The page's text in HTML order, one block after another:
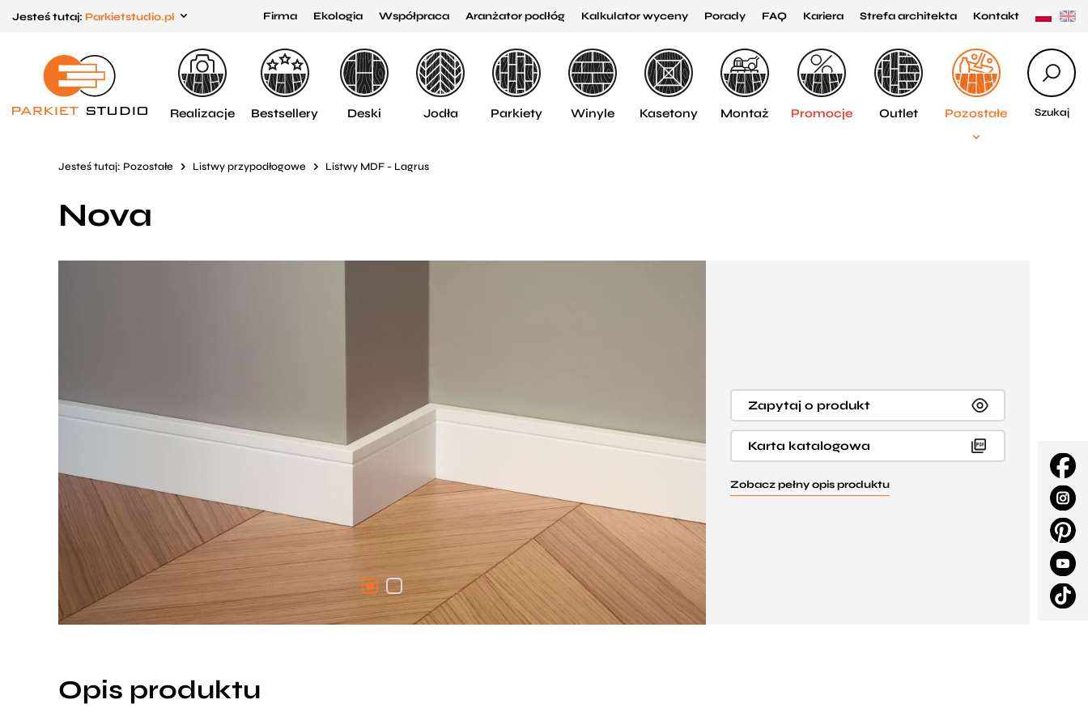
do menu
głównego
do
menu
w
Jesteś tutaj: Parkietstudio.pl Firma Ekologia Współpraca Aranżator podłóg Kalkulator wyceny Porady FAQ Kariera Strefa architekta Kontakt
Szukaj
Realizacje Bestsellery Deski Jodła Parkiety Winyle Kasetony Montaż Promocje Outlet Pozostałe
Jesteś tutaj: Pozostałe Listwy przypodłogowe Listwy MDF - Lagrus
Nova
Zapytaj o produkt
Karta katalogowa
Zobacz pełny opis produktu
Opis produktu